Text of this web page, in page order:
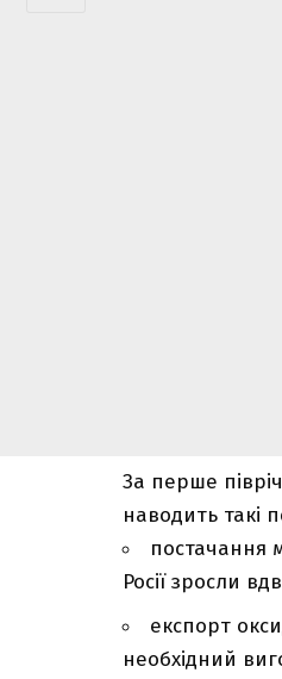
За перше
наводить такі
постачання
Росії зросли
експорт
необхідний